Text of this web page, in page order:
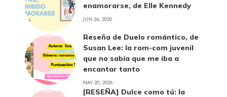
enamorarse, de Elle Kennedy
JUN 24, 2026
Reseña de Duelo romántico, de
Susan Lee: la rom-com juvenil
que no sabía que me iba a
encantar tanto
MAY 20, 2026
[RESEÑA] Dulce como tú: la